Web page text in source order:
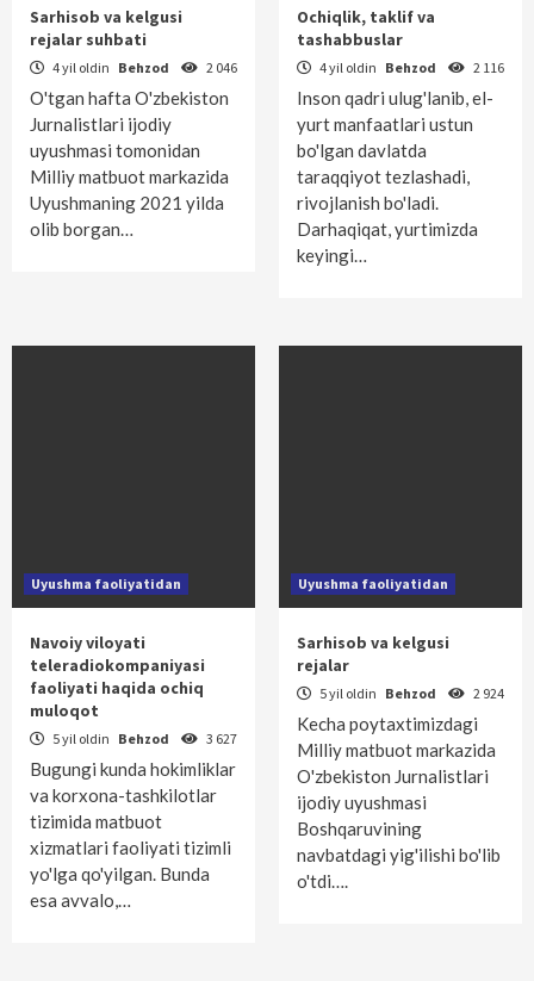
Sarhisob va kelgusi
rejalar suhbati
4 yil oldin Behzod 2 046
O'tgan hafta O'zbekiston
Jurnalistlari ijodiy
uyushmasi tomonidan
Milliy matbuot markazida
Uyushmaning 2021 yilda
olib borgan…
Ochiqlik, taklif va
tashabbuslar
4 yil oldin Behzod 2 116
Inson qadri ulug'lanib, el-
yurt manfaatlari ustun
bo'lgan davlatda
taraqqiyot tezlashadi,
rivojlanish bo'ladi.
Darhaqiqat, yurtimizda
keyingi…
Uyushma faoliyatidan
Navoiy viloyati
teleradiokompaniyasi
faoliyati haqida ochiq
muloqot
5 yil oldin Behzod 3 627
Bugungi kunda hokimliklar
va korxona-tashkilotlar
tizimida matbuot
xizmatlari faoliyati tizimli
yo'lga qo'yilgan. Bunda
esa avvalo,…
Uyushma faoliyatidan
Sarhisob va kelgusi
rejalar
5 yil oldin Behzod 2 924
Kecha poytaxtimizdagi
Milliy matbuot markazida
O'zbekiston Jurnalistlari
ijodiy uyushmasi
Boshqaruvining
navbatdagi yig'ilishi bo'lib
o'tdi….